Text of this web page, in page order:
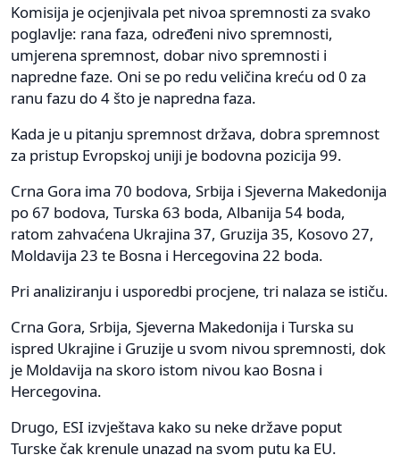
Komisija je ocjenjivala pet nivoa spremnosti za svako
poglavlje: rana faza, određeni nivo spremnosti,
umjerena spremnost, dobar nivo spremnosti i
napredne faze. Oni se po redu veličina kreću od 0 za
ranu fazu do 4 što je napredna faza.
Kada je u pitanju spremnost država, dobra spremnost
za pristup Evropskoj uniji je bodovna pozicija 99.
Crna Gora ima 70 bodova, Srbija i Sjeverna Makedonija
po 67 bodova, Turska 63 boda, Albanija 54 boda,
ratom zahvaćena Ukrajina 37, Gruzija 35, Kosovo 27,
Moldavija 23 te Bosna i Hercegovina 22 boda.
Pri analiziranju i usporedbi procjene, tri nalaza se ističu.
Crna Gora, Srbija, Sjeverna Makedonija i Turska su
ispred Ukrajine i Gruzije u svom nivou spremnosti, dok
je Moldavija na skoro istom nivou kao Bosna i
Hercegovina.
Drugo, ESI izvještava kako su neke države poput
Turske čak krenule unazad na svom putu ka EU.